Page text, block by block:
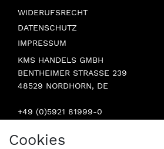
WIDERUFSRECHT
DATENSCHUTZ
IMPRESSUM
KMS HANDELS GMBH
BENTHEIMER STRASSE 239
48529 NORDHORN, DE
+49 (0)5921 81999-0
Cookies